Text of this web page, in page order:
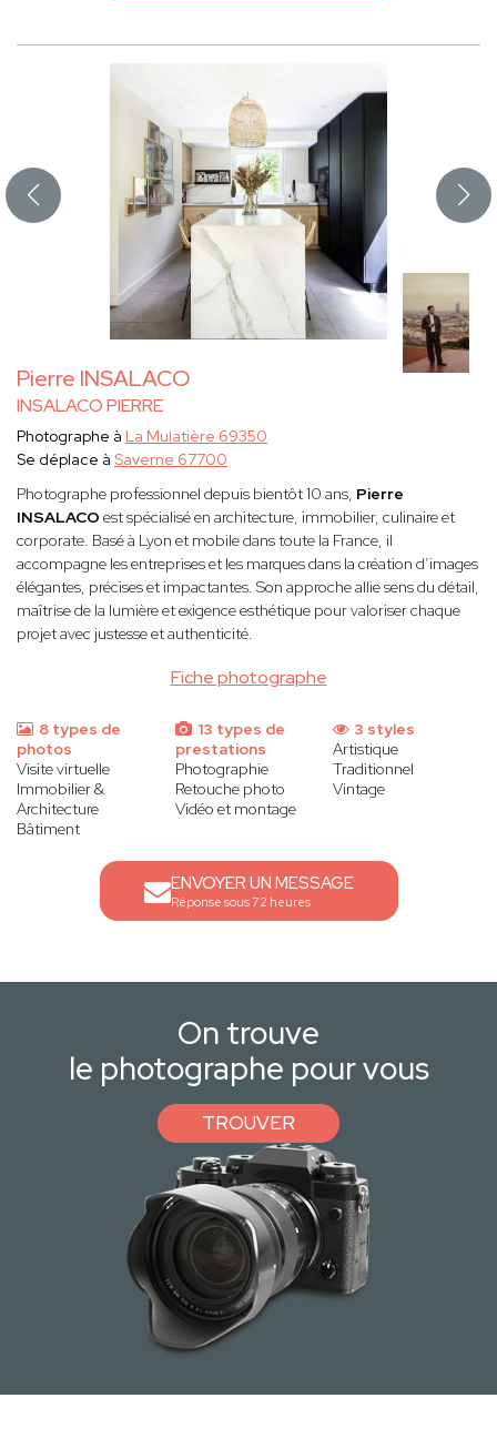
Pierre INSALACO
INSALACO PIERRE
Fiche photographe
Photographe à La Mulatière 69350
Se déplace à Saverne 67700
Photographe professionnel depuis bientôt 10 ans, Pierre
INSALACO est spécialisé en architecture, immobilier, culinaire et
corporate. Basé à Lyon et mobile dans toute la France, il
accompagne les entreprises et les marques dans la création d’images
élégantes, précises et impactantes. Son approche allie sens du détail,
maîtrise de la lumière et exigence esthétique pour valoriser chaque
projet avec justesse et authenticité.
8 types de
photos
Visite virtuelle
Immobilier &
Architecture
Bâtiment
13 types de
prestations
Photographie
Retouche photo
Vidéo et montage
3 styles
Artistique
Traditionnel
Vintage
ENVOYER UN MESSAGE
Réponse sous 72 heures
On trouve
le photographe pour vous
TROUVER